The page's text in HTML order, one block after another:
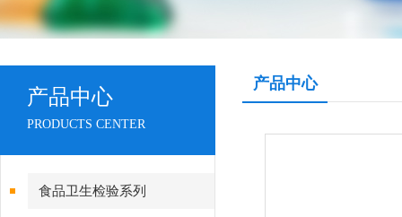
产品中心
PRODUCTS CENTER
食品卫生检验系列
产品中心